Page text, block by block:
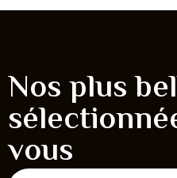
Nos plus
vous